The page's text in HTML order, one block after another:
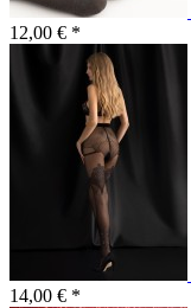
12,00 € *
14,00 € *